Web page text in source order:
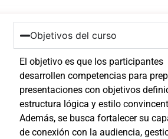
Objetivos del curso
El objetivo es que los participantes
desarrollen competencias para
presentaciones con objetivos
estructura lógica y estilo
Además, se busca fortalecer su
de conexión con la audiencia,